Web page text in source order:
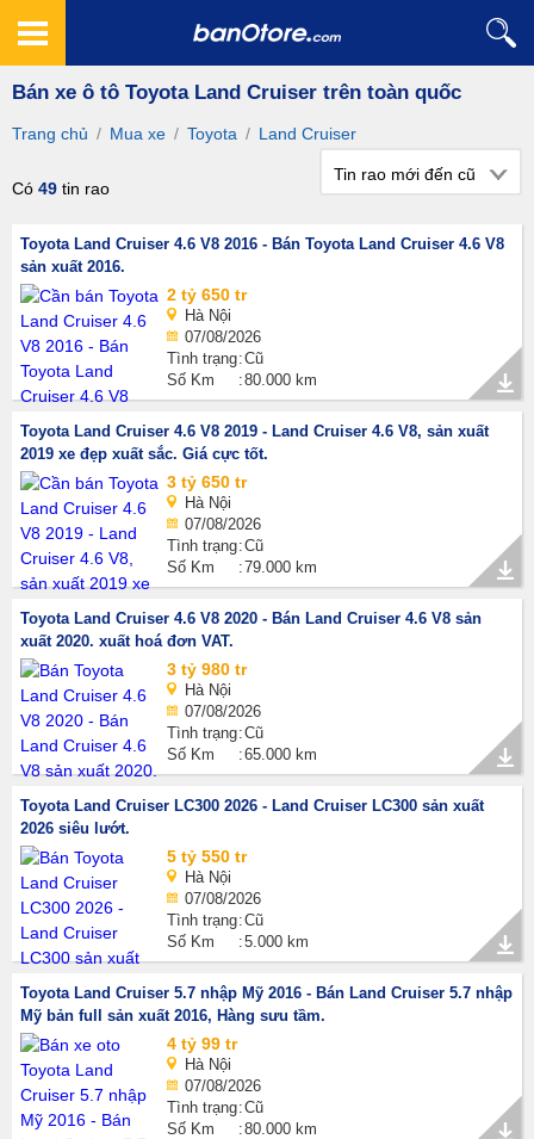
Bán xe ô tô Toyota Land Cruiser trên toàn quốc
Trang chủ / Mua xe / Toyota / Land Cruiser
Có 49 tin rao
Tin rao mới đến cũ
Toyota Land Cruiser 4.6 V8 2016 - Bán Toyota Land Cruiser 4.6 V8
sản xuất 2016.
2 tỷ 650 tr
Hà Nội
07/08/2026
Tình trạng Cũ
Số Km
80.000 km
Toyota Land Cruiser 4.6 V8 2019 - Land Cruiser 4.6 V8, sản xuất
2019 xe đẹp xuất sắc. Giá cực tốt.
3 tỷ 650 tr
Hà Nội
07/08/2026
Tình trạng Cũ
Số Km
79.000 km
Toyota Land Cruiser 4.6 V8 2020 - Bán Land Cruiser 4.6 V8 sản
xuất 2020. xuất hoá đơn VAT.
3 tỷ 980 tr
Hà Nội
07/08/2026
Tình trạng Cũ
Số Km
65.000 km
Toyota Land Cruiser LC300 2026 - Land Cruiser LC300 sản xuất
2026 siêu lướt.
5 tỷ 550 tr
Hà Nội
07/08/2026
Tình trạng Cũ
Số Km
5.000 km
Toyota Land Cruiser 5.7 nhập Mỹ 2016 - Bán Land Cruiser 5.7 nhập
Mỹ bản full sản xuất 2016, Hàng sưu tầm.
4 tỷ 99 tr
Hà Nội
07/08/2026
Tình trạng Cũ
Số Km
80.000 km